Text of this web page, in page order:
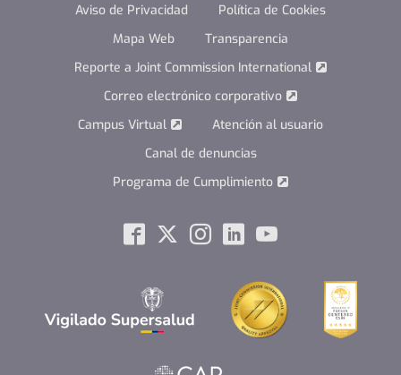
Aviso de Privacidad
Política de Cookies
Mapa Web
Transparencia
Reporte a Joint Commission International
Correo electrónico corporativo
Campus Virtual
Atención al usuario
Canal de denuncias
Programa de Cumplimiento